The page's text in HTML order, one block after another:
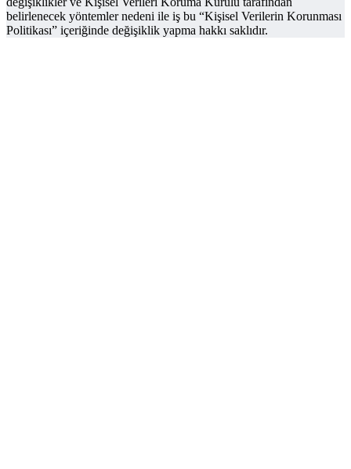
belirlenecek yöntemler nedeni ile iş bu “Kişisel Verilerin Korunması
Politikası” içeriğinde değişiklik yapma hakkı saklıdır.